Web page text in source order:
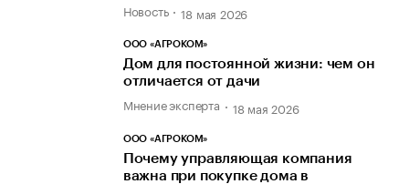
Новость 18 мая 2026
ООО «АГРОКОМ»
Дом для постоянной жизни: чем он
отличается от дачи
Мнение эксперта 18 мая 2026
ООО «АГРОКОМ»
Почему управляющая компания
важна при покупке дома в